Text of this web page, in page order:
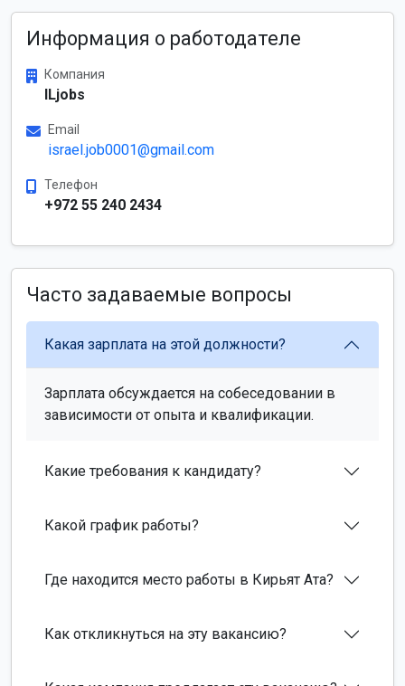
Информация о работодателе
Компания
ILjobs
Email
israel.job0001@gmail.com
Телефон
+972 55 240 2434
Часто задаваемые вопросы
Какая зарплата на этой должности?
Зарплата обсуждается на собеседовании в
зависимости от опыта и квалификации.
Какие требования к кандидату?
Какой график работы?
Где находится место работы в Кирьят Ата?
Как откликнуться на эту вакансию?